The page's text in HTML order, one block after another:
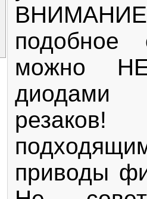
подобное
можно
приводы